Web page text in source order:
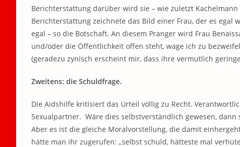
Berichterstattung darüber wird sie – wie zuletzt
Berichterstattung zeichnete das Bild einer Frau, der es
egal – so die Botschaft. An diesem Pranger wird Frau
und/oder die Öffentlichkeit offen steht, wage ich zu
(geradezu zynisch erscheint mir, dass ihre vermutlich
Zweitens: die Schuldfrage.
Die Aidshilfe kritisiert das Urteil völlig zu Recht.
Sexualpartner. Wäre dies selbstverständlich gewesen,
Aber es ist die gleiche Moralvorstellung, die damit
hätte man ihr zugerufen: „selbst schuld, hätteste mal